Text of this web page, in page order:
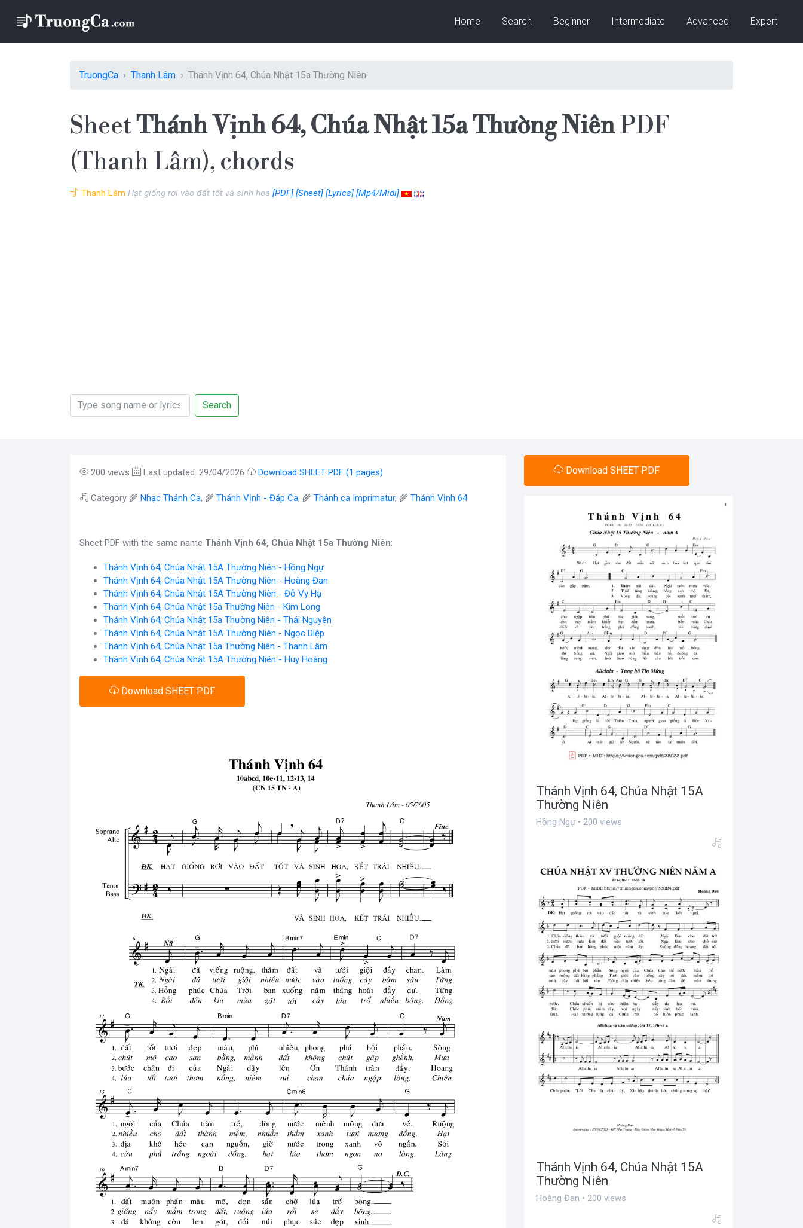
Home Search Beginner Intermediate Advanced Expert
TruongCa Thanh Lâm Thánh Vịnh 64, Chúa Nhật 15a Thường Niên
SheetThánh Vịnh 64, Chúa Nhật 15a Thường NiênPDF
(Thanh Lâm), chords
Thanh Lâm Hạt giống rơi vào đất tốt và sinh hoa [PDF] [Sheet] [Lyrics] [Mp4/Midi]
Search
200 views Last updated: 29/04/2026 Download SHEET PDF (1 pages)
Category 🌾 Nhạc Thánh Ca, 🌾 Thánh Vịnh - Đáp Ca, 🌾 Thánh ca Imprimatur, 🌾 Thánh Vịnh 64
Sheet PDF with the same name Thánh Vịnh 64, Chúa Nhật 15a Thường Niên:
Thánh Vịnh 64, Chúa Nhật 15A Thường Niên - Hồng Ngự
Thánh Vịnh 64, Chúa Nhật 15A Thường Niên - Hoàng Đan
Thánh Vịnh 64, Chúa Nhật 15A Thường Niên - Đỗ Vy Hạ
Thánh Vịnh 64, Chúa Nhật 15a Thường Niên - Kim Long
Thánh Vịnh 64, Chúa Nhật 15a Thường Niên - Thái Nguyên
Thánh Vịnh 64, Chúa Nhật 15A Thường Niên - Ngọc Diệp
Thánh Vịnh 64, Chúa Nhật 15a Thường Niên - Thanh Lâm
Thánh Vịnh 64, Chúa Nhật 15A Thường Niên - Huy Hoàng
Download SHEET PDF
Download SHEET PDF
Thánh Vịnh 64, Chúa Nhật 15A
Thường Niên
Hồng Ngự • 200 views
Thánh Vịnh 64, Chúa Nhật 15A
Thường Niên
Hoàng Đan • 200 views